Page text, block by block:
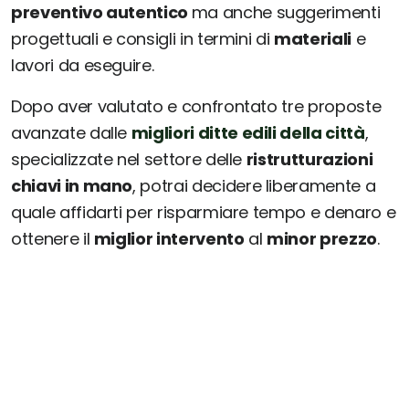
preventivo autentico ma anche suggerimenti
progettuali e consigli in termini di materialie
lavori da eseguire.
Dopo aver valutato e confrontato tre proposte
avanzate dalle migliori ditte edili della città,
specializzate nel settore delle ristrutturazioni
chiavi in mano, potrai decidere liberamente a
quale affidarti per risparmiare tempo e denaro e
ottenere il miglior intervento al minor prezzo.